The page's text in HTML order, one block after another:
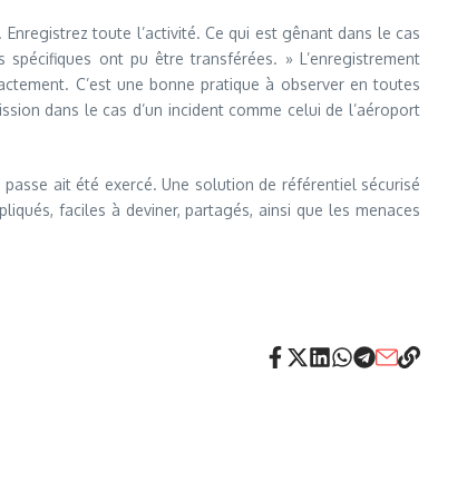
toute l’activité. Ce qui est gênant dans le cas
ont pu être transférées. » L’enregistrement
C’est une bonne pratique à observer en toutes
dans le cas d’un incident comme celui de l’aéroport
ait été exercé. Une solution de référentiel sécurisé
faciles à deviner, partagés, ainsi que les menaces